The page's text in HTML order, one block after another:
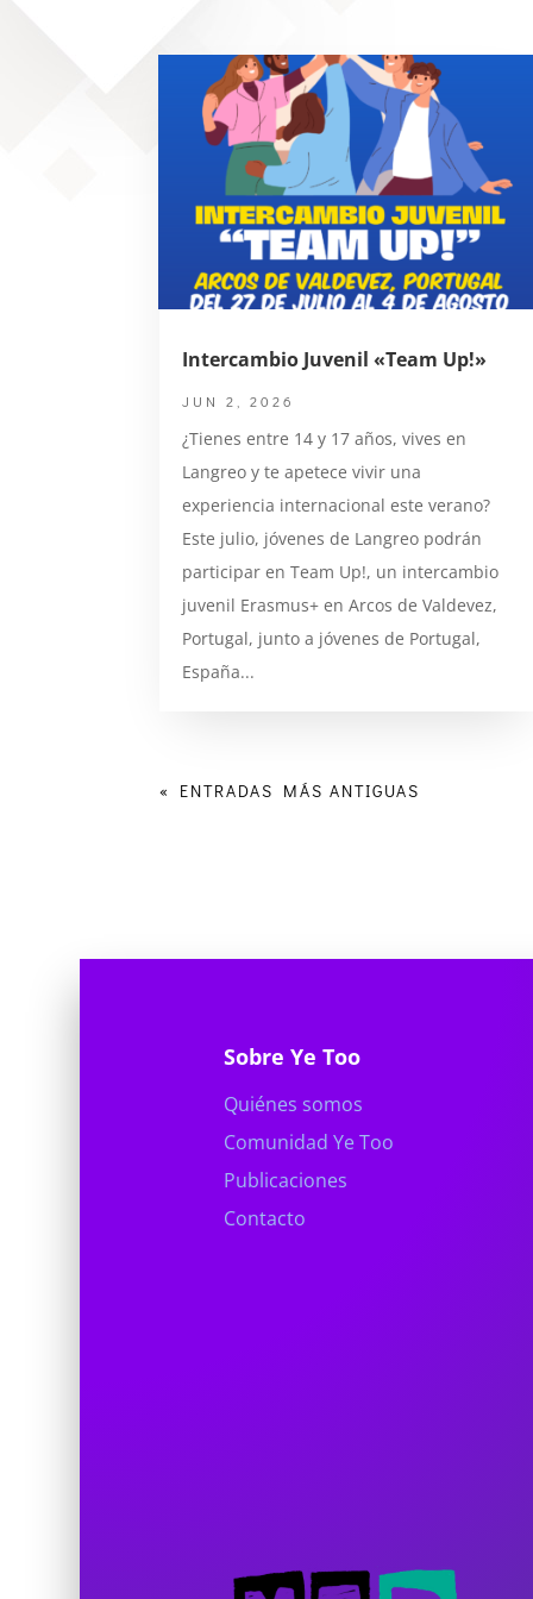
Intercambio Juvenil «Team Up!»
JUN 2, 2026
¿Tienes entre 14 y 17 años, vives en
Langreo y te apetece vivir una
experiencia internacional este verano?
Este julio, jóvenes de Langreo podrán
participar en Team Up!, un intercambio
juvenil Erasmus+ en Arcos de Valdevez,
Portugal, junto a jóvenes de Portugal,
España...
« ENTRADAS MÁS ANTIGUAS
Sobre Ye Too
Quiénes somos
Comunidad Ye Too
Publicaciones
Contacto